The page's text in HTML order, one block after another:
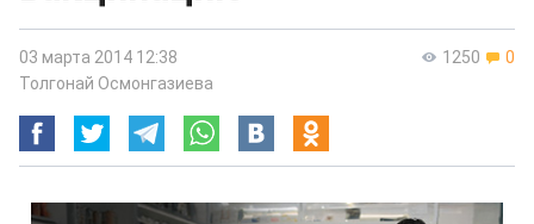
1250 0
03 марта 2014 12:38
Толгонай Осмонгазиева